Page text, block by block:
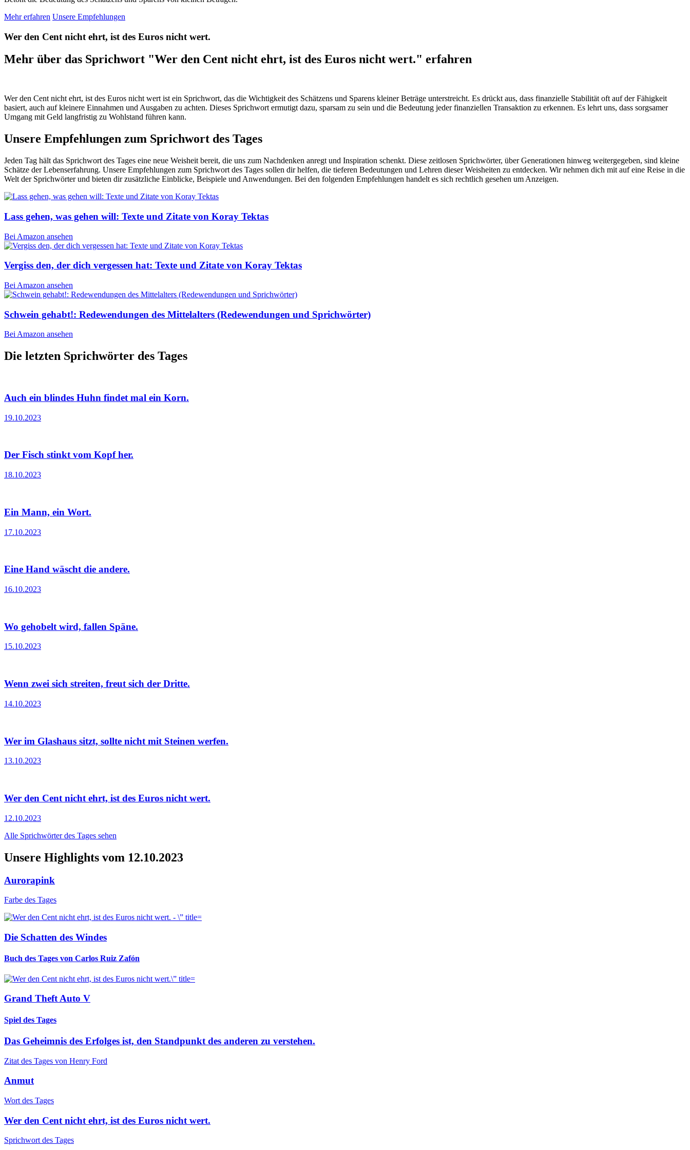
Mehr erfahren Unsere Empfehlungen
Wer den Cent nicht ehrt, ist des Euros nicht wert.
Mehr über das Sprichwort "Wer den Cent nicht ehrt, ist des Euros nicht wert." erfahren
Wer den Cent nicht ehrt, ist des Euros nicht wert ist ein Sprichwort, das die Wichtigkeit des Schätzens und Sparens kleiner Beträge unterstreicht. Es drückt aus, dass finanzielle Stabilität oft auf der Fähigkeit
basiert, auch auf kleinere Einnahmen und Ausgaben zu achten. Dieses Sprichwort ermutigt dazu, sparsam zu sein und die Bedeutung jeder finanziellen Transaktion zu erkennen. Es lehrt uns, dass sorgsamer
Umgang mit Geld langfristig zu Wohlstand führen kann.
Unsere Empfehlungen zum Sprichwort des Tages
Jeden Tag hält das Sprichwort des Tages eine neue Weisheit bereit, die uns zum Nachdenken anregt und Inspiration schenkt. Diese zeitlosen Sprichwörter, über Generationen hinweg weitergegeben, sind kleine
Schätze der Lebenserfahrung. Unsere Empfehlungen zum Sprichwort des Tages sollen dir helfen, die tieferen Bedeutungen und Lehren dieser Weisheiten zu entdecken. Wir nehmen dich mit auf eine Reise in die
Welt der Sprichwörter und bieten dir zusätzliche Einblicke, Beispiele und Anwendungen. Bei den folgenden Empfehlungen handelt es sich rechtlich gesehen um Anzeigen.
Lass gehen, was gehen will: Texte und Zitate von Koray Tektas
Bei Amazon ansehen
Vergiss den, der dich vergessen hat: Texte und Zitate von Koray Tektas
Bei Amazon ansehen
Schwein gehabt!: Redewendungen des Mittelalters (Redewendungen und Sprichwörter)
Bei Amazon ansehen
Die letzten Sprichwörter des Tages
Auch ein blindes Huhn findet mal ein Korn.
19.10.2023
Der Fisch stinkt vom Kopf her.
18.10.2023
Ein Mann, ein Wort.
17.10.2023
Eine Hand wäscht die andere.
16.10.2023
Wo gehobelt wird, fallen Späne.
15.10.2023
Wenn zwei sich streiten, freut sich der Dritte.
14.10.2023
Wer im Glashaus sitzt, sollte nicht mit Steinen werfen.
13.10.2023
Wer den Cent nicht ehrt, ist des Euros nicht wert.
12.10.2023
Alle Sprichwörter des Tages sehen
Unsere Highlights vom 12.10.2023
Aurorapink
Farbe des Tages
Die Schatten des Windes
Buch des Tages von Carlos Ruiz Zafón
Grand Theft Auto V
Spiel des Tages
Das Geheimnis des Erfolges ist, den Standpunkt des anderen zu verstehen.
Zitat des Tages von Henry Ford
Anmut
Wort des Tages
Wer den Cent nicht ehrt, ist des Euros nicht wert.
Sprichwort des Tages